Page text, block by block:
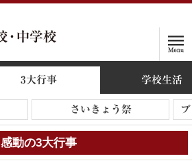
3大行事 学校生活
さいきょう祭
感動の3大行事